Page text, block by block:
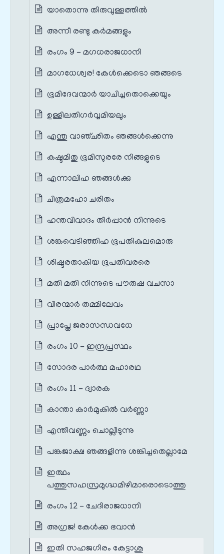
യാതൊന്നു തിരുവുള്ളത്തിൽ
അന്നീ രണ്ടു കർമങ്ങളും
രംഗം 9 - മഗധരാജധാനി
മാഗധേശ്വര! കേൾക്കെടൊ ഞങ്ങടെ
ഭൂമിദേവന്മാർ യാചിച്ചതൊക്കെയും
ഉള്ളിലതിഗർവ്വമിയലും
എന്തു വാഞ്ഛിതം ഞങ്ങൾക്കെന്നു
കഷ്ടമിതു ഭൂമിസുരരേ നിങ്ങളുടെ
എന്നാലിഹ ഞങ്ങൾക്കു
ചിത്രമഹോ ചരിതം
ഹന്തവിവാദം തീർപ്പാൻ നിന്നുടെ
ശങ്കവെടിഞ്ഞിഹ ഭൂപതികുലമൊരു
ശിഷ്ടരതാകിയ ഭൂപതിവരരെ
മതി മതി നിന്നുടെ പൗരുഷ വചസാ
വീരന്മാർ തമ്മിലേവം
പ്രാപ്തേ ജരാസന്ധവധേ
രംഗം 10 - ഇന്ദ്രപ്രസ്ഥം
സോദര പാർത്ഥ മഹാരഥ
രംഗം 11 - ദ്വാരക
കാന്താ കാർമുകിൽ വര്‍ണ്ണാ
എന്തീവണ്ണം ചൊല്ലീടുന്നു
പങ്കജാക്ഷ ഞങ്ങളിന്നു ശങ്കിച്ചതെല്ലാമേ
ഇത്ഥം
പത്തുസഹസ്രമുഗ്ദ്ധമിഴിമാരൊടൊത്തു
രംഗം 12 - ചേദിരാജധാനി
അഗ്രജ! കേൾക്ക ഭവാൻ
ഇതി സഹജഗിരം കേട്ടാശു